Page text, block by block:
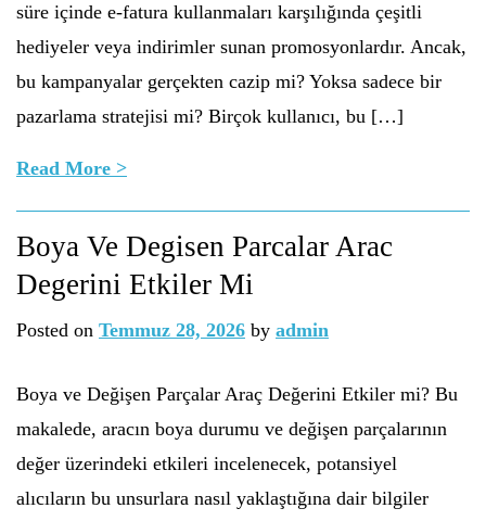
süre içinde e-fatura kullanmaları karşılığında çeşitli
hediyeler veya indirimler sunan promosyonlardır. Ancak,
bu kampanyalar gerçekten cazip mi? Yoksa sadece bir
pazarlama stratejisi mi? Birçok kullanıcı, bu […]
Read More >
Boya Ve Degisen Parcalar Arac
Degerini Etkiler Mi
Posted on Temmuz 28, 2026 by admin
Boya ve Değişen Parçalar Araç Değerini Etkiler mi? Bu
makalede, aracın boya durumu ve değişen parçalarının
değer üzerindeki etkileri incelenecek, potansiyel
alıcıların bu unsurlara nasıl yaklaştığına dair bilgiler